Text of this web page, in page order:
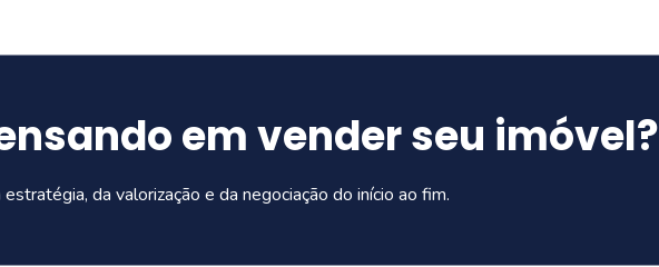
em vender seu imóvel?
da valorização e da negociação do início ao fim.